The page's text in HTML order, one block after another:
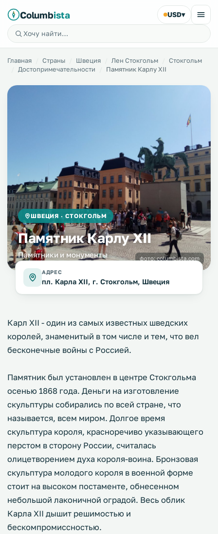
Columbista USD▾
Главная Страны Швеция Лен Стокгольм
Стокгольм
Достопримечательности
Памятник Карлу XII
ШВЕЦИЯ · СТОКГОЛЬМ
Памятник Карлу XII
Памятники и монументы фото:columbista.com
АДРЕС
пл. Карла XII, г. Стокгольм, Швеция
Карл XII - один из самых известных шведских
королей, знаменитый в том числе и тем, что вел
бесконечные войны с Россией.
Памятник был установлен в центре Стокгольма
осенью 1868 года. Деньги на изготовление
скульптуры собирались по всей стране, что
называется, всем миром. Долгое время
скульптура короля, красноречиво указывающего
перстом в сторону России, считалась
олицетворением духа короля-воина. Бронзовая
скульптура молодого короля в военной форме
стоит на высоком постаменте, обнесенном
небольшой лаконичной оградой. Весь облик
Карла XII дышит решимостью и
бескомпромиссностью.